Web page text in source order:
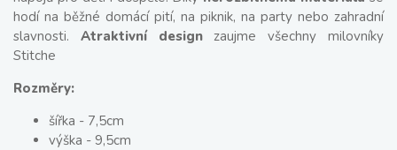
hodí na běžné domácí pití, na piknik, na party nebo zahradní
slavnosti. Atraktivní designzaujme všechny milovníky
Stitche
Rozměry:
šířka - 7,5cm
výška - 9,5cm